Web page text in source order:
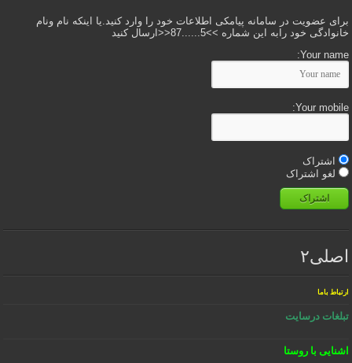
برای عضویت در سامانه پیامکی اطلاعات خود را وارد کنید.یا اینکه نام ونام
خانوادگی خود رابه این شماره >>5......87<<ارسال کنید
Your name:
Your mobile:
اشتراک
لغو اشتراک
اشتراک
اصلی۲
ارتباط باما
تبلغات درسایت
اشنایی با روستا